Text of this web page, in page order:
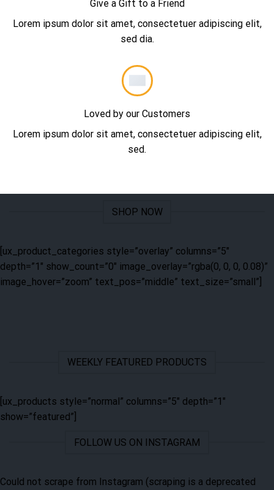
Give a Gift to a Friend
Lorem ipsum dolor sit amet, consectetuer adipiscing elit,
sed dia.
Loved by our Customers
Lorem ipsum dolor sit amet, consectetuer adipiscing elit,
sed.
SHOP NOW
[ux_product_categories style=”overlay” columns=”5″
depth=”1″ show_count=”0″ image_overlay=”rgba(0, 0, 0, 0.08)”
image_hover=”zoom” text_pos=”middle” text_size=”small”]
WEEKLY FEATURED PRODUCTS
[ux_products style=”normal” columns=”5″ depth=”1″
show=”featured”]
FOLLOW US ON INSTAGRAM
Could not scrape from Instagram (scraping is a deprecated